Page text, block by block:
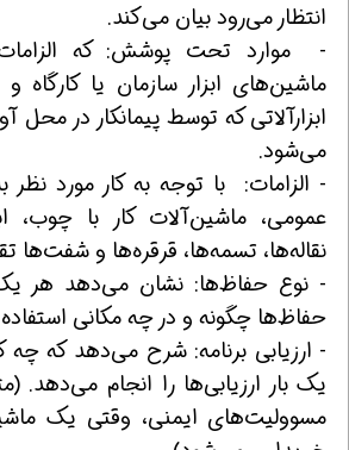
انتظار می‌رود بیان می‌كند.
- موارد تحت پوشش: كه الزامات
ماشین‌های ابزار سازمان یا
ابزارآلاتی كه توسط پیمانكار در محل
می‌شود.
- الزامات: با توجه به كار مورد نظر
عمومی، ماشین‌آلات كار با چوب،
نقاله‌ها، تسمه‌ها، قرقره‌ها و شفت‌ها
- نوع حفاظ‌ها: نشان می‌دهد هر یك
حفاظ‌ها چگونه و در چه مكانی
- ارزیابی برنامه: شرح می‌دهد كه
یك بار ارزیابی‌ها را انجام می‌دهد.
مسوولیت‌های ایمنی، وقتی یك